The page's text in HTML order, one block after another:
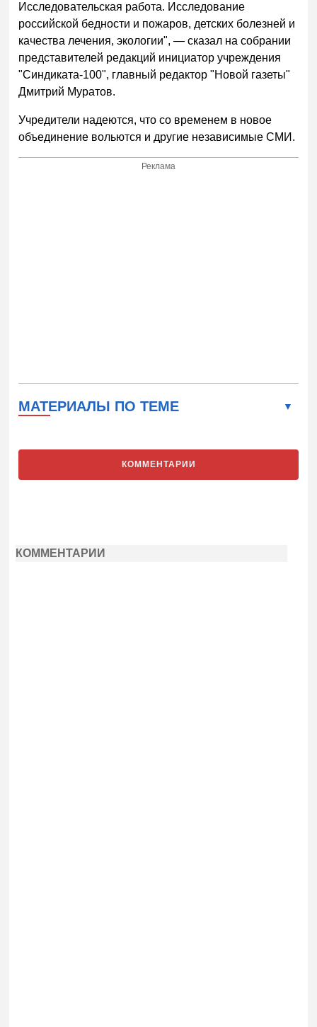
Исследовательская работа. Исследование
российской бедности и пожаров, детских болезней и
качества лечения, экологии", — сказал на собрании
представителей редакций инициатор учреждения
"Синдиката-100", главный редактор "Новой газеты"
Дмитрий Муратов.
Учредители надеются, что со временем в новое
объединение вольются и другие независимые СМИ.
Реклама
МАТЕРИАЛЫ ПО ТЕМЕ
КОММЕНТАРИИ
КОММЕНТАРИИ